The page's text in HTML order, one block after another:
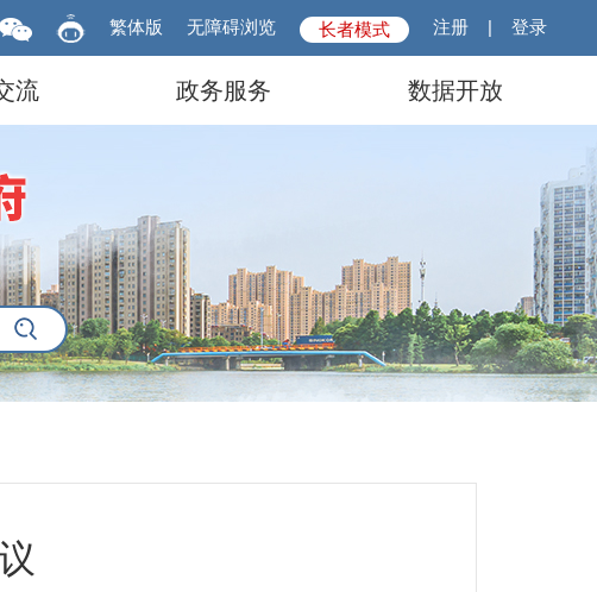
繁体版 无障碍浏览 长者模式 注册 | 登录
流 政务服务 数据开放